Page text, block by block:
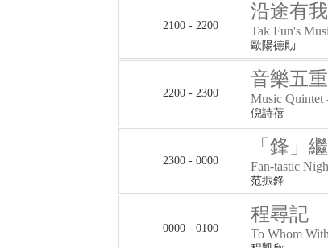
2100 - 2200
沿途有我
Tak Fun's
歐陽德勛
2200 - 2300
音樂五
Music Quintet
倪詩蓓
2300 - 0000
「鋒」
Fan-tastic
范振鋒
0000 - 0100
程尋記
To Whom